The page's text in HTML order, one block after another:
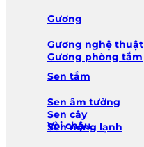
Gương
Gương nghệ thuật
Gương phòng tắm
Sen tắm
Sen âm tường
Sen cây
Sen nóng lạnh
Vòi chậu